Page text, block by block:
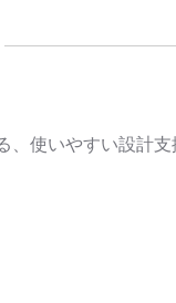
使いやすい設計